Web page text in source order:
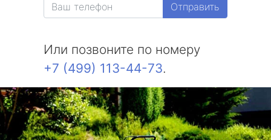
Отправить
Или позвоните по номеру
+7 (499) 113-44-73.